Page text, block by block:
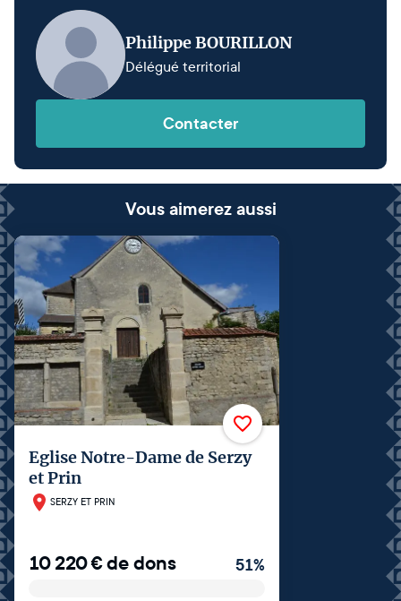
Philippe BOURILLON
Délégué territorial
Contacter
Vous aimerez aussi
Eglise Notre-Dame de Serzy
et Prin
SERZY ET PRIN
10 220€de dons 51%